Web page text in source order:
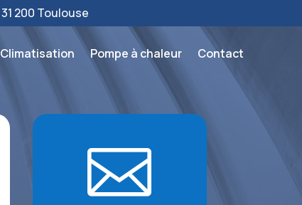
31 200 Toulouse
Climatisation Pompe à chaleur Contact
